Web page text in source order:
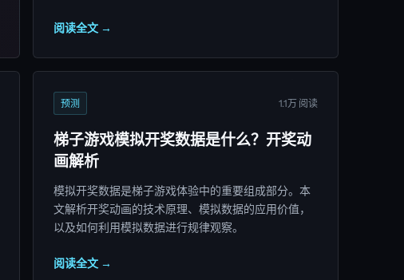
阅读全文 →
预测 1.1万 阅读
梯子游戏模拟开奖数据是什么？开奖动
画解析
模拟开奖数据是梯子游戏体验中的重要组成部分。本
文解析开奖动画的技术原理、模拟数据的应用价值，
以及如何利用模拟数据进行规律观察。
阅读全文 →